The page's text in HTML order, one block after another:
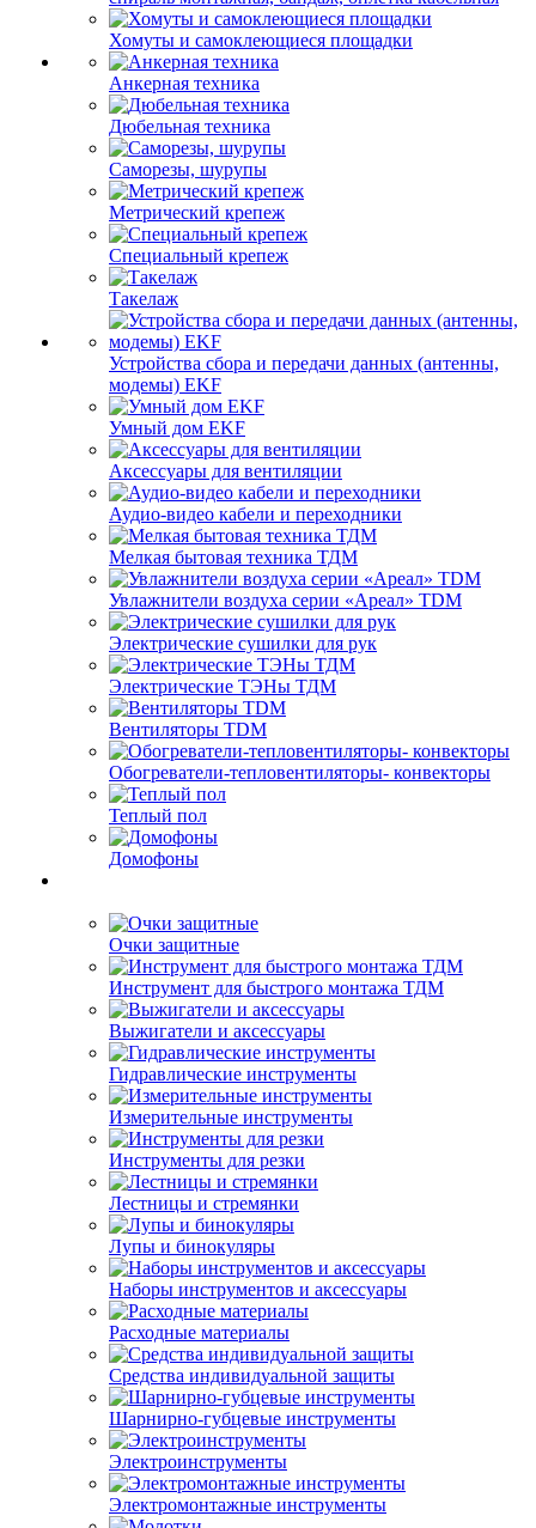
Хомуты и самоклеющиеся площадки
Анкерная техника
Дюбельная техника
Саморезы, шурупы
Метрический крепеж
Специальный крепеж
Такелаж
Устройства сбора и передачи данных (антенны,
модемы) EKF
Умный дом EKF
Аксессуары для вентиляции
Аудио-видео кабели и переходники
Мелкая бытовая техника ТДМ
Увлажнители воздуха серии «Ареал» TDM
Электрические сушилки для рук
Электрические ТЭНы ТДМ
Вентиляторы TDM
Обогреватели-тепловентиляторы- конвекторы
Теплый пол
Домофоны
Очки защитные
Инструмент для быстрого монтажа ТДМ
Выжигатели и аксессуары
Гидравлические инструменты
Измерительные инструменты
Инструменты для резки
Лестницы и стремянки
Лупы и бинокуляры
Наборы инструментов и аксессуары
Расходные материалы
Средства индивидуальной защиты
Шарнирно-губцевые инструменты
Электроинструменты
Электромонтажные инструменты